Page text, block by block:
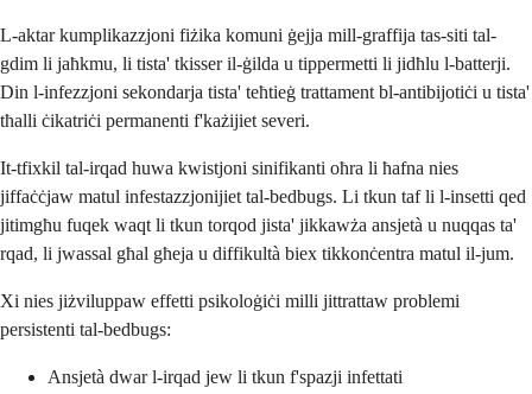
L-aktar kumplikazzjoni fiżika komuni ġejja mill-graffija tas-siti tal-
gdim li jaħkmu, li tista' tkisser il-ġilda u tippermetti li jidħlu l-batterji.
Din l-infezzjoni sekondarja tista' teħtieġ trattament bl-antibijotiċi u tista'
tħalli ċikatriċi permanenti f'każijiet severi.
It-tfixkil tal-irqad huwa kwistjoni sinifikanti oħra li ħafna nies
jiffaċċjaw matul infestazzjonijiet tal-bedbugs. Li tkun taf li l-insetti qed
jitimgħu fuqek waqt li tkun torqod jista' jikkawża ansjetà u nuqqas ta'
rqad, li jwassal għal għeja u diffikultà biex tikkonċentra matul il-jum.
Xi nies jiżviluppaw effetti psikoloġiċi milli jittrattaw problemi
persistenti tal-bedbugs:
Ansjetà dwar l-irqad jew li tkun f'spazji infettati